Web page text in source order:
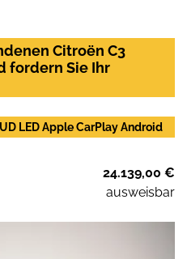
Citroën C3
fordern Sie Ihr
LED Apple CarPlay Android
24.139,00 €
ausweisbar